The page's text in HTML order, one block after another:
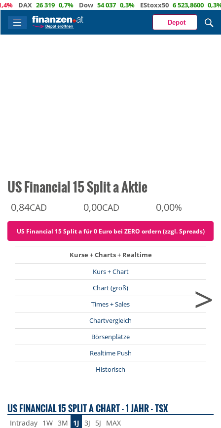
DAX 26 319 0,7% Dow 54 037 0,3% EStoxx50 6 523,8600 0,3%
Depot
US Financial 15 Split a Aktie
0,84CAD 0,00CAD 0,00%
US Financial 15 Split a für 0 Euro bei ZERO ordern (zzgl. Spreads)
Kurse + Charts + Realtime
Kurs + Chart
Chart (groß)
Times + Sales
Chartvergleich
Börsenplätze
Realtime Push
Historisch
>
US FINANCIAL 15 SPLIT A CHART - 1 JAHR - TSX
Intraday 1W 3M 1J 3J 5J MAX